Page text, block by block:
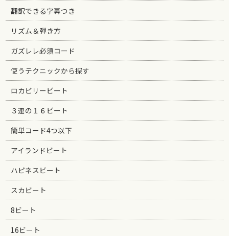
翻訳できる字幕つき
リズム＆弾き方
ガズレレ必須コード
使うテクニックから探す
ロカビリービート
３連の１６ビート
簡単コード4つ以下
アイランドビート
ハピネスビート
スカビート
8ビート
16ビート